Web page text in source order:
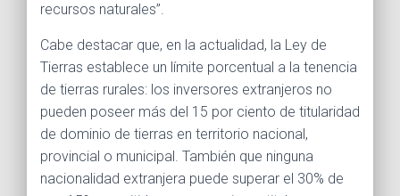
recursos naturales”.
Cabe destacar que, en la actualidad, la Ley de
Tierras establece un límite porcentual a la tenencia
de tierras rurales: los inversores extranjeros no
pueden poseer más del 15 por ciento de titularidad
de dominio de tierras en territorio nacional,
provincial o municipal. También que ninguna
nacionalidad extranjera puede superar el 30% de